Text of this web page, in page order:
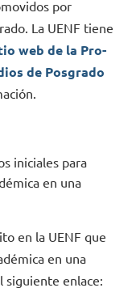
por
La UENF tiene
web de la Pro-
de Posgrado
iniciales para
en una
en la UENF que
en una
siguiente enlace: